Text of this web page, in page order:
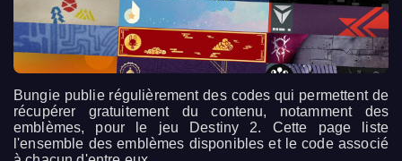
Bungie publie régulièrement des codes qui permettent de
récupérer gratuitement du contenu, notamment des
emblèmes, pour le jeu Destiny 2. Cette page liste
l'ensemble des emblèmes disponibles et le code associé